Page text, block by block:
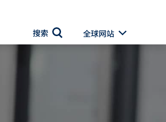
搜索
搜索 全球网站 Toggle